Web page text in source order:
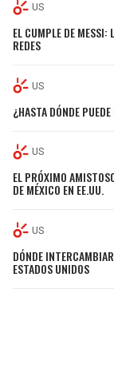
US
EL CUMPLE DE MESSI:
REDES
US
¿HASTA DÓNDE
US
EL PRÓXIMO
DE MÉXICO EN EE.UU.
US
DÓNDE
ESTADOS UNIDOS